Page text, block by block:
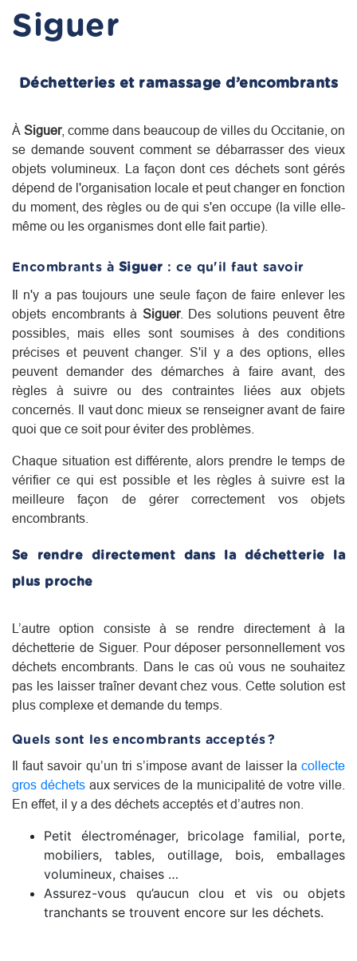
Siguer
Déchetteries et ramassage d’encombrants
À Siguer, comme dans beaucoup de villes du Occitanie , on
se demande souvent comment se débarrasser des vieux
objets volumineux. La façon dont ces déchets sont gérés
dépend de l'organisation locale et peut changer en fonction
du moment, des règles ou de qui s'en occupe (la ville elle-
même ou les organismes dont elle fait partie).
Encombrants à Siguer : ce qu'il faut savoir
Il n'y a pas toujours une seule façon de faire enlever les
objets encombrants à Siguer. Des solutions peuvent être
possibles, mais elles sont soumises à des conditions
précises et peuvent changer. S'il y a des options, elles
peuvent demander des démarches à faire avant, des
règles à suivre ou des contraintes liées aux objets
concernés. Il vaut donc mieux se renseigner avant de faire
quoi que ce soit pour éviter des problèmes.
Chaque situation est différente, alors prendre le temps de
vérifier ce qui est possible et les règles à suivre est la
meilleure façon de gérer correctement vos objets
encombrants.
Se rendre directement dans la déchetterie la
plus proche
L’autre option consiste à se rendre directement à la
déchetterie de Siguer. Pour déposer personnellement vos
déchets encombrants. Dans le cas où vous ne souhaitez
pas les laisser traîner devant chez vous. Cette solution est
plus complexe et demande du temps.
Quels sont les encombrants acceptés ?
Il faut savoir qu’un tri s’impose avant de laisser la collecte
gros déchetsaux services de la municipalité de votre ville.
En effet, il y a des déchets acceptés et d’autres non.
Petit électroménager, bricolage familial, porte,
mobiliers, tables, outillage, bois, emballages
volumineux, chaises …
Assurez-vous qu’aucun clou et vis ou objets
tranchants se trouvent encore sur les déchets.